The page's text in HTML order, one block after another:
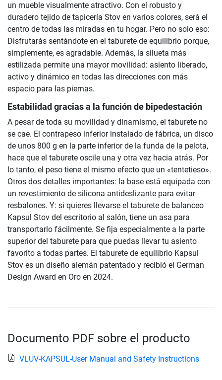
un mueble visualmente atractivo. Con el robusto y
duradero tejido de tapicería Stov en varios colores, será el
centro de todas las miradas en tu hogar. Pero no solo eso:
Disfrutarás sentándote en el taburete de equilibrio porque,
simplemente, es agradable. Además, la silueta más
estilizada permite una mayor movilidad: asiento liberado,
activo y dinámico en todas las direcciones con más
espacio para las piernas.
Estabilidad gracias a la función de bipedestación
A pesar de toda su movilidad y dinamismo, el taburete no
se cae. El contrapeso inferior instalado de fábrica, un disco
de unos 800 g en la parte inferior de la funda de la pelota,
hace que el taburete oscile una y otra vez hacia atrás. Por
lo tanto, el peso tiene el mismo efecto que un «tentetieso».
Otros dos detalles importantes: la base está equipada con
un revestimiento de silicona antideslizante para evitar
resbalones. Y: si quieres llevarse el taburete de balanceo
Kapsul Stov del escritorio al salón, tiene un asa para
transportarlo fácilmente. Se fija especialmente a la parte
superior del taburete para que puedas llevar tu asiento
favorito a todas partes. El taburete de equilibrio Kapsul
Stov es un diseño alemán patentado y recibió el German
Design Award en Oro en 2024.
Documento PDF sobre el producto
VLUV-KAPSUL-User Manual and Safety Instructions